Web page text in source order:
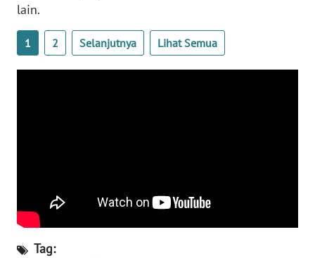
lain.
1 2 Selanjutnya Lihat Semua
Tag:
WN
SULBAR
WN